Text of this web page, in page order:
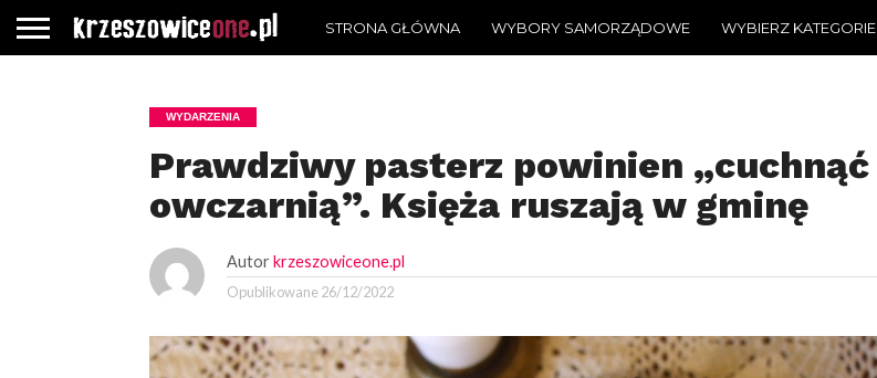
STRONA GŁÓWNA WYBORY SAMORZĄDOWE WYBIERZ KATEGORIE
WYDARZENIA
Prawdziwy pasterz powinien „cuchnąć
owczarnią”. Księża ruszają w gminę
Autor krzeszowiceone.pl
Opublikowane 26/12/2022